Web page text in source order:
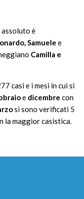
assoluto è
Samuele e
Camilla e
casi e i mesi in cui si
e dicembre con
si sono verificati 5
la maggior casistica.